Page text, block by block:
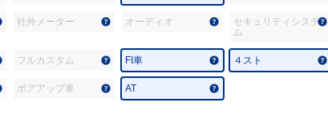
社外メーター オーディオ
セキュリティシステ
ム
フルカスタム FI車 ４スト
ボアアップ車 AT